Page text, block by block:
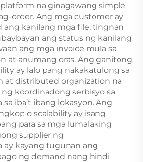
na ginagawang simple
order. Ang mga customer ay
ang kanilang mga file, tingnan
ang status ng kanilang
ang mga invoice mula sa
at anumang oras. Ang ganitong
ay lalo pang nakakatulong sa
at distributed organization na
koordinadong serbisyo sa
iba’t ibang lokasyon. Ang
o scalability ay isang
para sa mga lumalaking
supplier ng
ay kayang tugunan ang
ng demand nang hindi